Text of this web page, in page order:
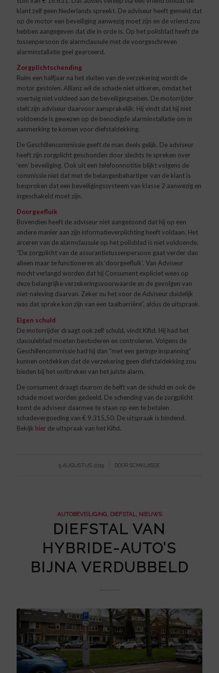
klant zelf geen Nederlands spreekt. De adviseur heeft gemeld dat
op de motor een beveiliging aanwezig moet zijn en de vriend zou
hebben aangegeven dat die in orde is. Op het polisblad heeft de
tussenpersoon de alarmclausule met de voorgeschreven
alarminstallatie geel gearceerd.
Zorgplichtschending
Ruim een halfjaar na het sluiten van de verzekering wordt de
motor gestolen. Allianz wil de schade niet uitkeren, omdat het
voertuig niet voldeed aan de beveiligingseisen. De motorrijder
stelt zijn adviseur daarvoor aansprakelijk. Hij vindt dat hij niet
voldoende is gewezen op de benodigde alarminstallatie om in
aanmerking te komen voor diefstaldekking.
De Geschillencommissie geeft de man deels gelijk. De adviseur
heeft zijn zorgplicht geschonden door slechts te spreken over
‘een’ beveiliging. Ook uit een telefoonnotitie blijkt volgens de
commissie niet dat met de belangenbehartiger van de klant is
besproken dat een beveiligingssysteem van klasse 2 aanwezig en
ingeschakeld moet zijn.
Doorgeefluik
Bovendien heeft de adviseur niet aangetoond dat hij op een
andere manier aan zijn informatieverplichting heeft voldaan. Het
arceren van de alarmclausule op het polisblad is niet voldoende.
“De zorgplicht van de assurantietussenpersoon gaat verder dan
alleen maar te functioneren als ‘doorgeefluik’. Van Adviseur
mocht verlangd worden dat hij Consument expliciet wees op
deze belangrijke verzekeringsvoorwaarde en de gevolgen van
niet-naleving daarvan. Zeker nu het voor de Adviseur duidelijk
was dat sprake kon zijn van een taalbarrière”, aldus de uitspraak.
Eigen schuld
De motorrijder draagt ook zelf schuld, vindt Kifid. Hij had het
clausuleblad moeten bestuderen en controleren. Volgens de
Geschillencommissie had hij dan “met een geringe inspanning”
kunnen ontdekken dat de verzekering geen diefstaldekking zou
bieden bij het ontbreken van het juiste alarm.
De consument draagt daarom de helft van de schuld en ook de
schade moet worden gedeeld. De schending van de zorgplicht
komt de adviseur daarmee te staan op een te betalen
schadevergoeding van € 9.315,50. De uitspraak is bindend.
Bekijk hierde uitspraak van het Kifid.
5 AUGUSTUS 2019
/ DOORSCMKLASSE
AUTOBEVEILIGING, DIEFSTAL NIEUWS
DIEFSTAL VAN
HYBRIDE-AUTO’S
BIJNA VERDUBBELD